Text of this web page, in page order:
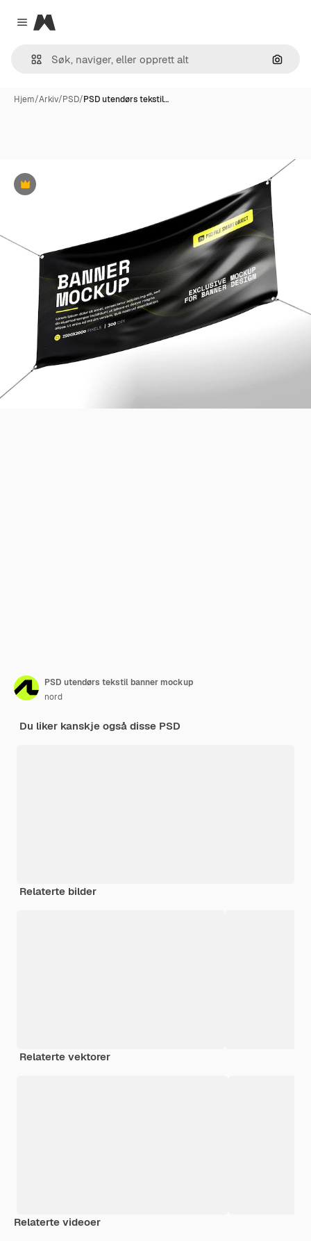
Close menu
Magnific
Søk
Hjem/Arkiv/PSD/PSD utendørs tekstil…
Premium
PSD utendørs tekstil banner mockup
nord
Du liker kanskje også disse PSD
Relaterte bilder
Relaterte vektorer
Relaterte videoer